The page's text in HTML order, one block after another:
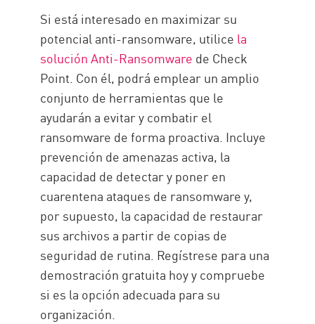
Si está interesado en maximizar su
potencial anti-ransomware, utilice la
solución Anti-Ransomware de Check
Point. Con él, podrá emplear un amplio
conjunto de herramientas que le
ayudarán a evitar y combatir el
ransomware de forma proactiva. Incluye
prevención de amenazas activa, la
capacidad de detectar y poner en
cuarentena ataques de ransomware y,
por supuesto, la capacidad de restaurar
sus archivos a partir de copias de
seguridad de rutina. Regístrese para una
demostración gratuita hoy y compruebe
si es la opción adecuada para su
organización.